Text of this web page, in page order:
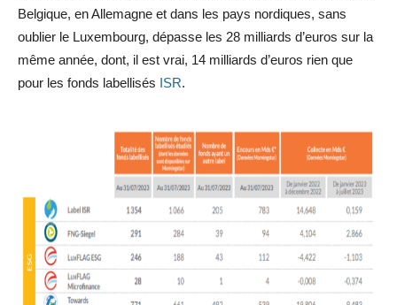
Belgique, en Allemagne et dans les pays nordiques, sans
oublier le Luxembourg, dépasse les 28 milliards d’euros sur la
même année, dont, il est vrai, 14 milliards d’euros rien que
pour les fonds labellisés ISR.